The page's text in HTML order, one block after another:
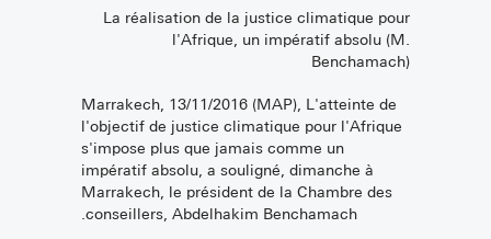
La réalisation de la justice climatique pour
l'Afrique, un impératif absolu (M.
Benchamach)
Marrakech, 13/11/2016 (MAP), L'atteinte de
l'objectif de justice climatique pour l'Afrique
s'impose plus que jamais comme un
impératif absolu, a souligné, dimanche à
Marrakech, le président de la Chambre des
conseillers, Abdelhakim Benchamach.